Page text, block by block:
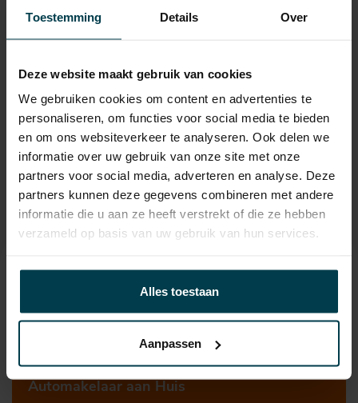
Toestemming Details Over
Deze website maakt gebruik van cookies
We gebruiken cookies om content en advertenties te
personaliseren, om functies voor social media te bieden
en om ons websiteverkeer te analyseren. Ook delen we
informatie over uw gebruik van onze site met onze
partners voor social media, adverteren en analyse. Deze
partners kunnen deze gegevens combineren met andere
informatie die u aan ze heeft verstrekt of die ze hebben
verzameld op basis van uw gebruik van hun services.
Alles toestaan
Aanpassen
APK
tot 22-07-2027
Onderhoudsboekje
Energielabel
€ 387 /kwartaal
Contact informatie
verkoop@automakelaaraanhuis.nl
Automakelaar aan Huis